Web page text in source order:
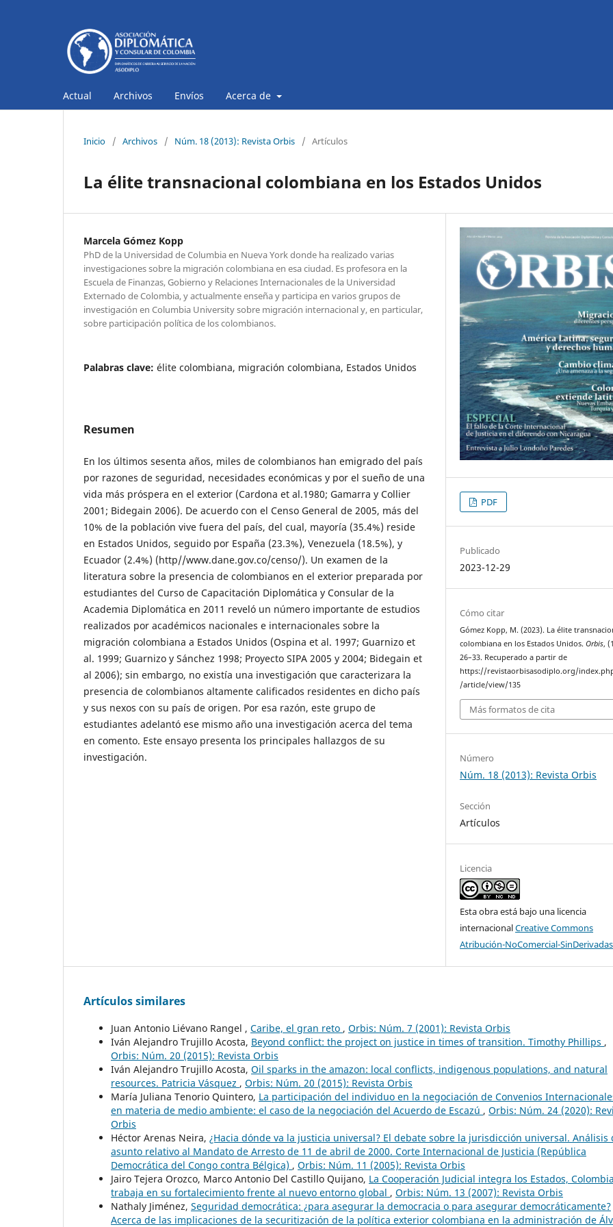
Actual Archivos Envíos Acerca de
Inicio / Archivos / Núm. 18 (2013): Revista Orbis / Artículos
La élite transnacional colombiana en los Estados Unidos
Marcela Gómez Kopp
PhD de la Universidad de Columbia en Nueva York donde ha realizado varias
investigaciones sobre la migración colombiana en esa ciudad. Es profesora en la
Escuela de Finanzas, Gobierno y Relaciones Internacionales de la Universidad
Externado de Colombia, y actualmente enseña y participa en varios grupos de
investigación en Columbia University sobre migración internacional y, en particular,
sobre participación política de los colombianos.
Palabras clave: élite colombiana, migración colombiana, Estados Unidos
Resumen
En los últimos sesenta años, miles de colombianos han emigrado del país
por razones de seguridad, necesidades económicas y por el sueño de una
vida más próspera en el exterior (Cardona et al.1980; Gamarra y Collier
2001; Bidegain 2006). De acuerdo con el Censo General de 2005, más del
10% de la población vive fuera del país, del cual, mayoría (35.4%) reside
en Estados Unidos, seguido por España (23.3%), Venezuela (18.5%), y
Ecuador (2.4%) (http//www.dane.gov.co/censo/). Un examen de la
literatura sobre la presencia de colombianos en el exterior preparada por
estudiantes del Curso de Capacitación Diplomática y Consular de la
Academia Diplomática en 2011 reveló un número importante de estudios
realizados por académicos nacionales e internacionales sobre la
migración colombiana a Estados Unidos (Ospina et al. 1997; Guarnizo et
al. 1999; Guarnizo y Sánchez 1998; Proyecto SIPA 2005 y 2004; Bidegain et
al 2006); sin embargo, no existía una investigación que caracterizara la
presencia de colombianos altamente calificados residentes en dicho país
y sus nexos con su país de origen. Por esa razón, este grupo de
estudiantes adelantó ese mismo año una investigación acerca del tema
en comento. Este ensayo presenta los principales hallazgos de su
investigación.
PDF
Publicado
2023-12-29
Cómo citar
Gómez Kopp, M. (2023). La élite
colombiana en los Estados Unidos.Orbis,
26–33. Recuperado a partir de
https://revistaorbisasodiplo.org/
/article/view/135
Más formatos de cita
Número
Núm. 18 (2013): Revista Orbis
Sección
Artículos
Licencia
Esta obra está bajo una licencia
internacionalCreative Commons
Atribución-NoComercial-
Artículos similares
Juan Antonio Liévano Rangel , Caribe, el gran reto , Orbis: Núm. 7 (2001): Revista Orbis
Iván Alejandro Trujillo Acosta, Beyond conflict: the project on justice in times of transition. Timothy Phillips ,
Orbis: Núm. 20 (2015): Revista Orbis
Iván Alejandro Trujillo Acosta, Oil sparks in the amazon: local conflicts, indigenous populations, and natural
resources. Patricia Vásquez , Orbis: Núm. 20 (2015): Revista Orbis
María Juliana Tenorio Quintero, La participación del individuo en la negociación de Convenios
en materia de medio ambiente: el caso de la negociación del Acuerdo de Escazú , Orbis: Núm. 24 (2020):
Orbis
Héctor Arenas Neira, ¿Hacia dónde va la justicia universal? El debate sobre la jurisdicción universal. Análisis
asunto relativo al Mandato de Arresto de 11 de abril de 2000. Corte Internacional de Justicia (República
Democrática del Congo contra Bélgica) , Orbis: Núm. 11 (2005): Revista Orbis
Jairo Tejera Orozco, Marco Antonio Del Castillo Quijano, La Cooperación Judicial integra los Estados, Colombia
trabaja en su fortalecimiento frente al nuevo entorno global , Orbis: Núm. 13 (2007): Revista Orbis
Nathaly Jiménez, Seguridad democrática: ¿para asegurar la democracia o para asegurar democráticamente?
Acerca de las implicaciones de la securitización de la política exterior colombiana en la administración de